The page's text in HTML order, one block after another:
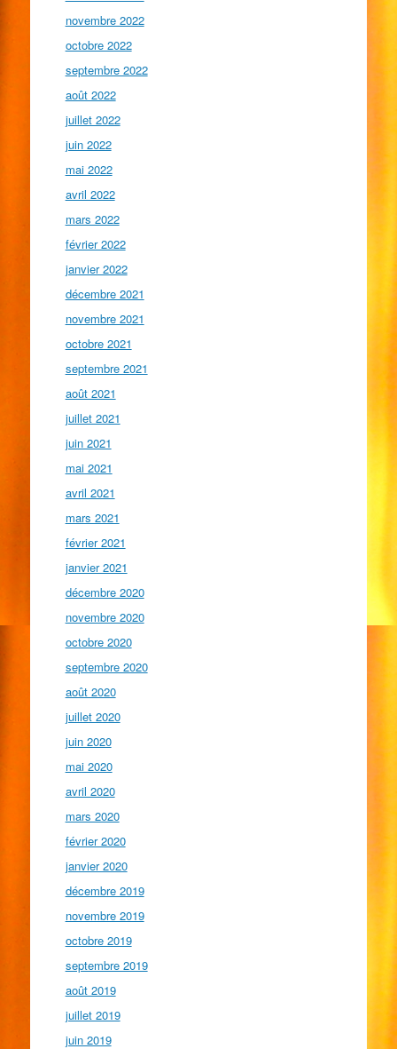
novembre 2022
octobre 2022
septembre 2022
août 2022
juillet 2022
juin 2022
mai 2022
avril 2022
mars 2022
février 2022
janvier 2022
décembre 2021
novembre 2021
octobre 2021
septembre 2021
août 2021
juillet 2021
juin 2021
mai 2021
avril 2021
mars 2021
février 2021
janvier 2021
décembre 2020
novembre 2020
octobre 2020
septembre 2020
août 2020
juillet 2020
juin 2020
mai 2020
avril 2020
mars 2020
février 2020
janvier 2020
décembre 2019
novembre 2019
octobre 2019
septembre 2019
août 2019
juillet 2019
juin 2019